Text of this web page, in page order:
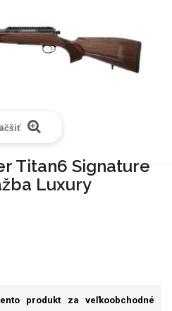
Titan6 Signature
Luxury
produkt za veľkoobchodné